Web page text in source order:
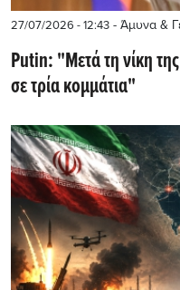
27/07/2026 - 12:43 - Άμυνα &
Putin: "Μετά τη νίκη
σε τρία κομμάτια"